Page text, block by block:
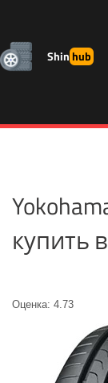
Shinhub
купить
Оценка: 4.73